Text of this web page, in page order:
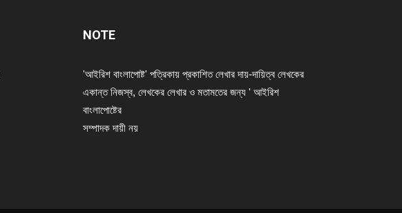
NOTE
'আইরিশ বাংলাপোষ্ট' পত্রিকায় প্রকাশিত লেখার দায়-দায়িত্ব লেখকের
একান্ত নিজস্ব, লেখকের লেখার ও মতামতের জন্য ' আইরিশ
বাংলাপোষ্টের
সম্পাদক দায়ী নয়